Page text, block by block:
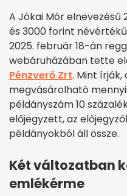
A Jókai Mór
és 3000 forint
2025. február 18-án
webáruházában tette
Pénzverő Zrt. Mint
megvásárolható
példányszám 10
előjegyzett, az
példányokból áll össze.
Két változatban
emlékérme